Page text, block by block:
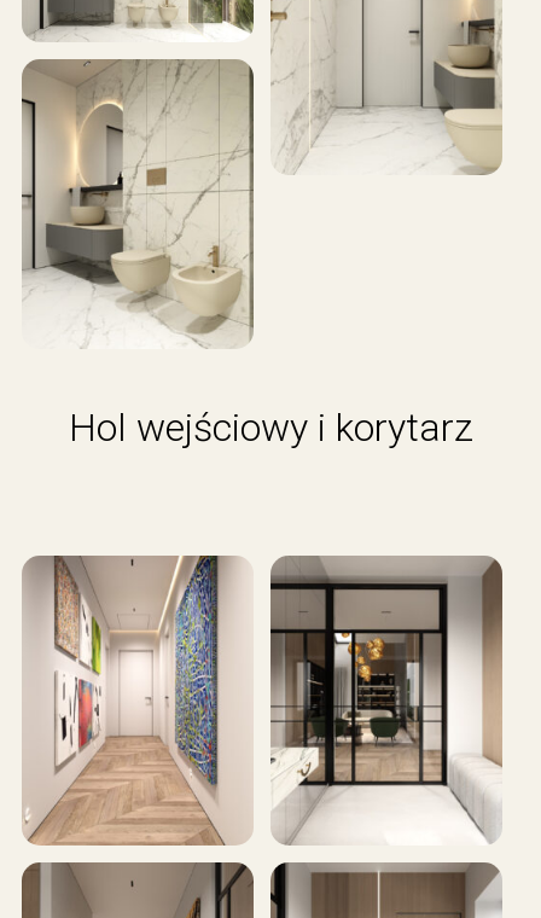
Hol wejściowy i korytarz